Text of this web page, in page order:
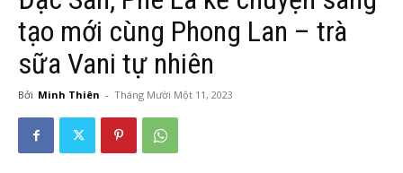
tạo mới cùng Phong Lan – trà
sữa Vani tự nhiên
Bởi Minh Thiên - Tháng Mười Một 11, 2023